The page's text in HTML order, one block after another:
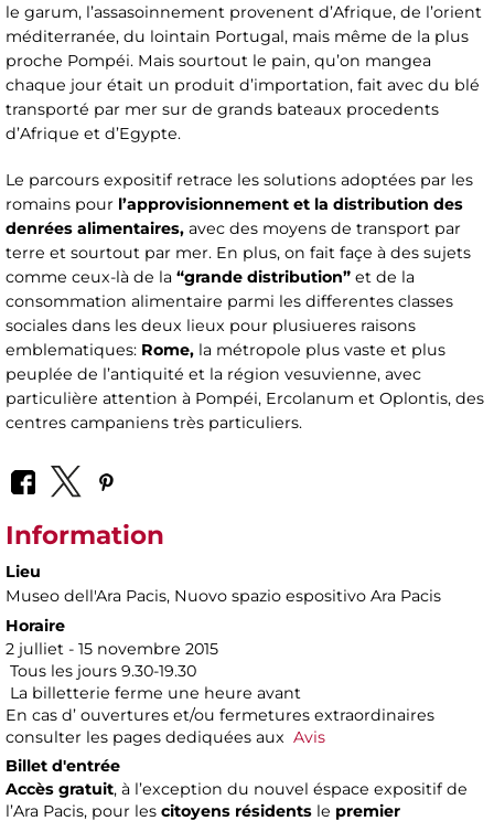
le garum, l’assasoinnement provenent d’Afrique, de l’orient
méditerranée, du lointain Portugal, mais même de la plus
proche Pompéi. Mais sourtout le pain, qu’on mangea
chaque jour était un produit d’importation, fait avec du blé
transporté par mer sur de grands bateaux procedents
d’Afrique et d’Egypte.
Le parcours expositif retrace les solutions adoptées par les
romains pour l’approvisionnement et la distribution des
denrées alimentaires, avec des moyens de transport par
terre et sourtout par mer. En plus, on fait façe à des sujets
comme ceux-là de la “grande distribution” et de la
consommation alimentaire parmi les differentes classes
sociales dans les deux lieux pour plusiueres raisons
emblematiques: Rome, la métropole plus vaste et plus
peuplée de l’antiquité et la région vesuvienne, avec
particulière attention à Pompéi, Ercolanum et Oplontis, des
centres campaniens très particuliers.
Information
Lieu
Museo dell'Ara Pacis, Nuovo spazio espositivo Ara Pacis
Horaire
2 julliet - 15 novembre 2015
Tous les jours 9.30-19.30
La billetterie ferme une heure avant
En cas d’ ouvertures et/ou fermetures extraordinaires
consulter les pages dediquées aux Avis
Billet d'entrée
Accès gratuit, à l’exception du nouvel éspace expositif de
l’Ara Pacis, pour les citoyens résidents le premier